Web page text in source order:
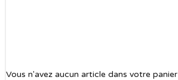
Vous n'avez aucun article dans votre panier